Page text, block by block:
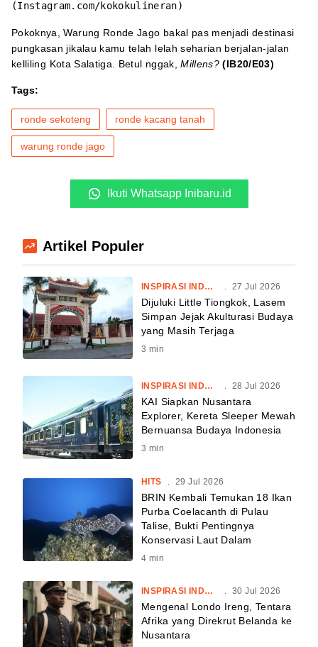
(Instagram.com/kokokulineran)
Pokoknya, Warung Ronde Jago bakal pas menjadi destinasi
pungkasan jikalau kamu telah lelah seharian berjalan-jalan
kelliling Kota Salatiga. Betul nggak,Millens? (IB20/E03)
Tags:
ronde sekoteng ronde kacang tanah
warung ronde jago
Ikuti Whatsapp Inibaru.id
Artikel Populer
INSPIRASI INDONESIA . 27 Jul 2026
Dijuluki Little Tiongkok, Lasem
Simpan Jejak Akulturasi Budaya
yang Masih Terjaga
3 min
INSPIRASI INDONESIA . 28 Jul 2026
KAI Siapkan Nusantara
Explorer, Kereta Sleeper Mewah
Bernuansa Budaya Indonesia
3 min
HITS 29 Jul 2026
BRIN Kembali Temukan 18 Ikan
Purba Coelacanth di Pulau
Talise, Bukti Pentingnya
Konservasi Laut Dalam
4 min
INSPIRASI INDONESIA 30 Jul 2026
Mengenal Londo Ireng, Tentara
Afrika yang Direkrut Belanda ke
Nusantara